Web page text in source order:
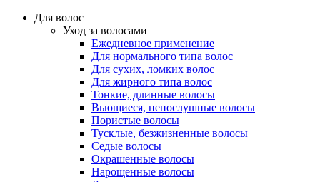
Для волос
Уход за волосами
Ежедневное применение
Для нормального типа волос
Для сухих, ломких волос
Для жирного типа волос
Тонкие, длинные волосы
Вьющиеся, непослушные волосы
Пористые волосы
Тусклые, безжизненные волосы
Седые волосы
Окрашенные волосы
Нарощенные волосы